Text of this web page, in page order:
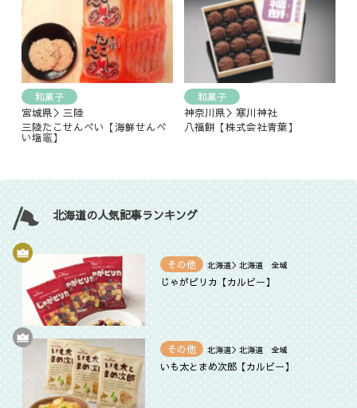
和菓子
宮城県＞三陸
三陸たこせんべい【海鮮せんべ
い塩竈】
和菓子
神奈川県＞寒川神社
八福餅【株式会社青葉】
北海道の人気記事ランキング
その他 北海道＞北海道 全域
じゃがピリカ【カルビー】
その他 北海道＞北海道 全域
いも太とまめ次郎【カルビー】